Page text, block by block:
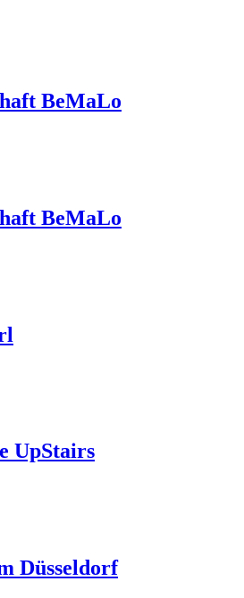
BeMaLo
BeMaLo
UpStairs
Düsseldorf